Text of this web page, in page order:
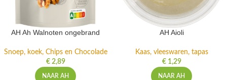
AH Ah Walnoten ongebrand
Snoep, koek, Chips en Chocolade
€2,89
NAAR AH
AH Aioli
Kaas, vleeswaren, tapas
€1,29
NAAR AH